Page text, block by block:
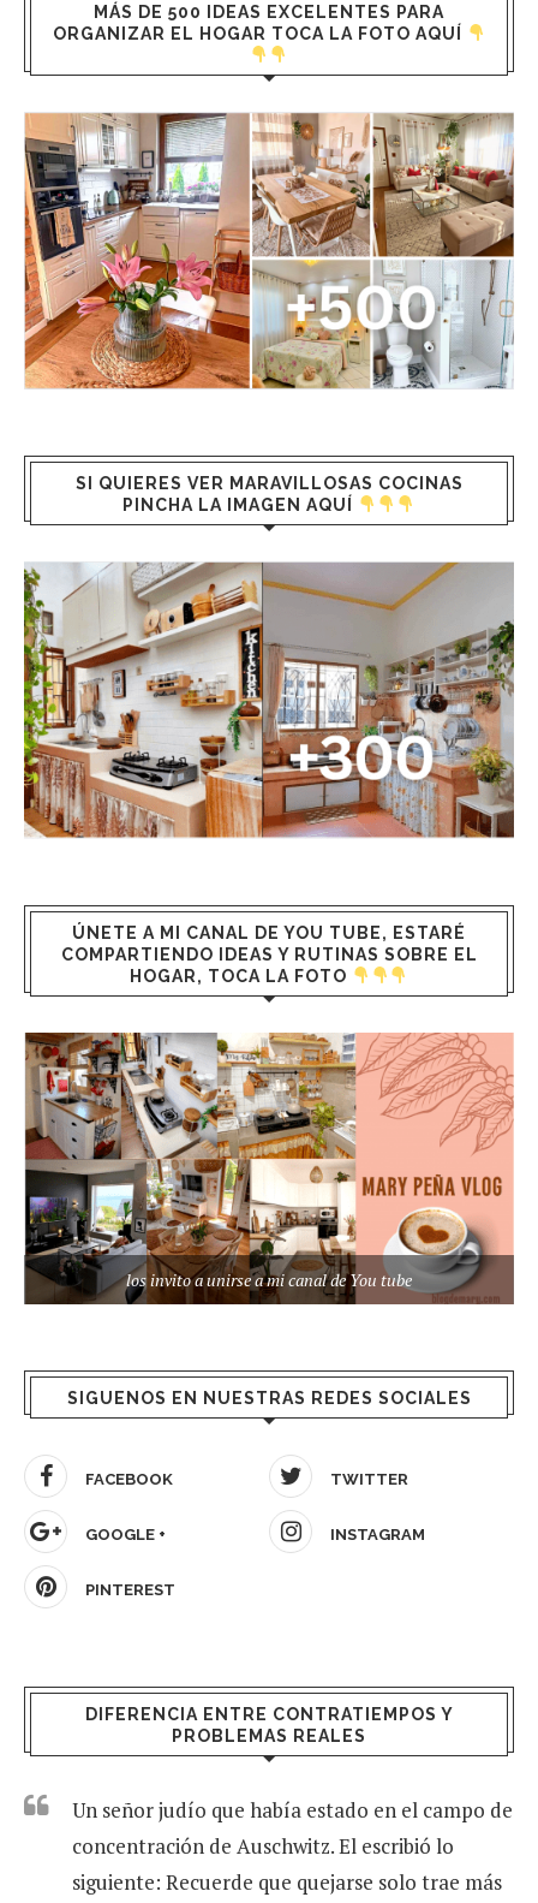
MÁS DE 500 IDEAS EXCELENTES PARA
ORGANIZAR EL HOGAR TOCA LA FOTO AQUÍ
SI QUIERES VER MARAVILLOSAS COCINAS
PINCHA LA IMAGEN AQUÍ
ÚNETE A MI CANAL DE YOU TUBE, ESTARÉ
COMPARTIENDO IDEAS Y RUTINAS SOBRE EL
HOGAR, TOCA LA FOTO
los invito a unirse a mi canal de You tube
SIGUENOS EN NUESTRAS REDES SOCIALES
FACEBOOK TWITTER
GOOGLE + INSTAGRAM
PINTEREST
DIFERENCIA ENTRE CONTRATIEMPOS Y
PROBLEMAS REALES
Un señor judío que había estado en el campo de
concentración de Auschwitz. El escribió lo
siguiente: Recuerde que quejarse solo trae más